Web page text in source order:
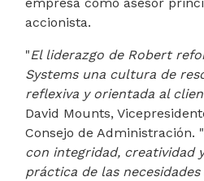
empresa como asesor
accionista.
"El liderazgo de Robert
Systems una cultura de
reflexiva y orientada al
David Mounts,
Consejo de Administración. "
con integridad, creatividad
práctica de las